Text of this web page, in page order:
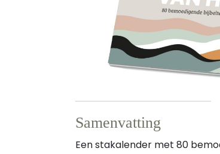
Samenvatting
Een stakalender met 80